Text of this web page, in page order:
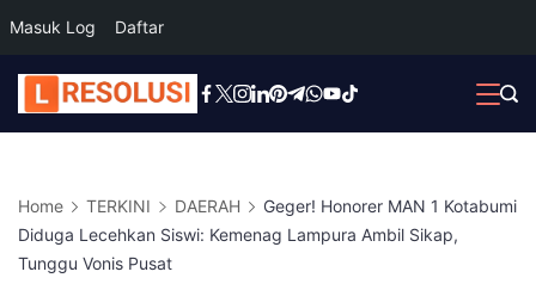
Masuk Log Daftar
Skip
to
Home TERKINI DAERAH
Geger! Honorer MAN 1 Kotabumi
Diduga Lecehkan Siswi: Kemenag Lampura Ambil Sikap,
Tunggu Vonis Pusat